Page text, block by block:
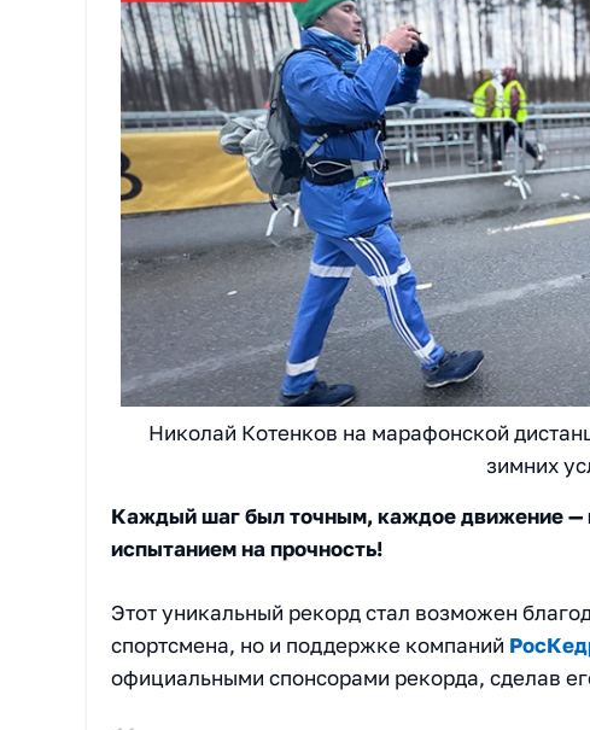
Николай Котенков на марафонской
зимних
Каждый шаг был точным, каждое движение —
испытанием на прочность!
Этот уникальный рекорд стал возможен
спортсмена, но и поддержке компаний
официальными спонсорами рекорда, сделав